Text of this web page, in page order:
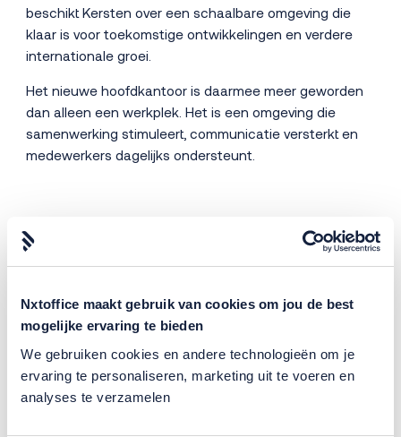
Nxtoffice maakt gebruik van cookies om jou de best
mogelijke ervaring te bieden
We gebruiken cookies en andere technologieën om je
ervaring te personaliseren, marketing uit te voeren en
analyses te verzamelen
beschikt Kersten over een schaalbare omgeving die
klaar is voor toekomstige ontwikkelingen en verdere
internationale groei.
Het nieuwe hoofdkantoor is daarmee meer geworden
dan alleen een werkplek. Het is een omgeving die
samenwerking stimuleert, communicatie versterkt en
medewerkers dagelijks ondersteunt.
Kersten in beeld gebracht